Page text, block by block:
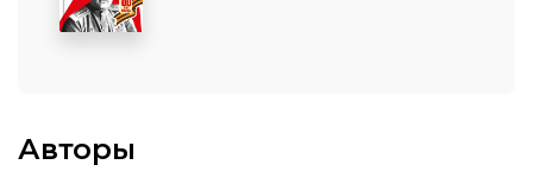
Авторы